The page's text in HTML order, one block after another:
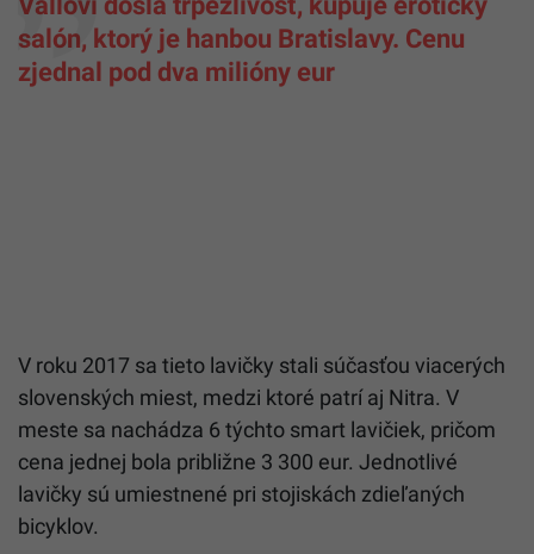
salón, ktorý je hanbou Bratislavy. Cenu
zjednal pod dva milióny eur
V roku 2017 sa tieto lavičky stali súčasťou viacerých
slovenských miest, medzi ktoré patrí aj Nitra. V
meste sa nachádza 6 týchto smart lavičiek, pričom
cena jednej bola približne 3 300 eur. Jednotlivé
lavičky sú umiestnené pri stojiskách zdieľaných
bicyklov.